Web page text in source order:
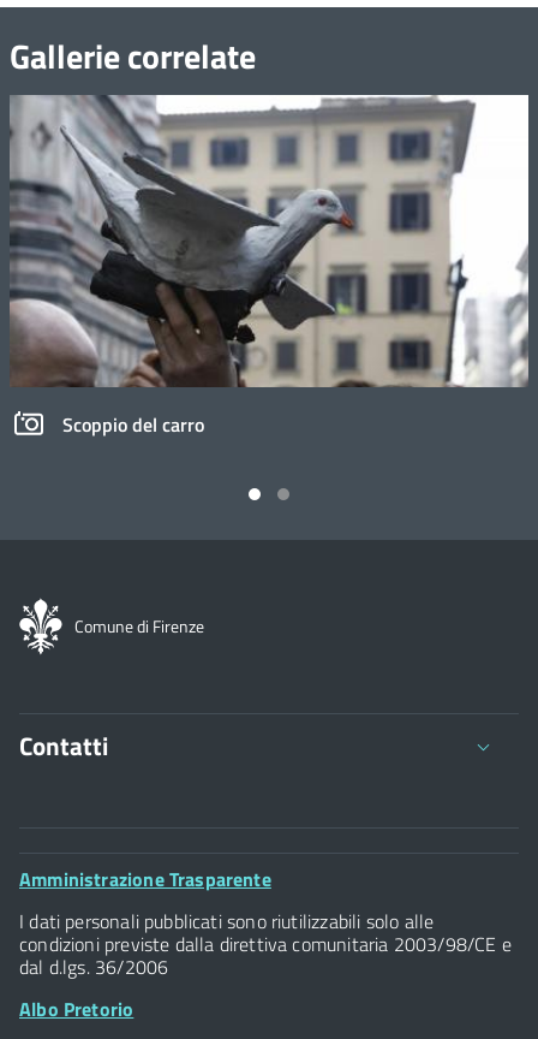
Gallerie correlate
Scoppio del carro
Comune di Firenze
Contatti
Comune di Firenze
Palazzo Vecchio
Piazza della Signoria - 50122, Firenze
P.IVA 01307110484
Footer
Amministrazione Trasparente
I dati personali pubblicati sono riutilizzabili solo alle
condizioni previste dalla direttiva comunitaria 2003/98/CE e
dal d.lgs. 36/2006
Albo Pretorio